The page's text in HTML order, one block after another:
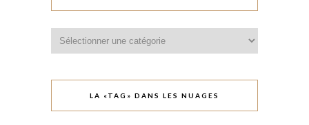
LA «TAG» DANS LES NUAGES